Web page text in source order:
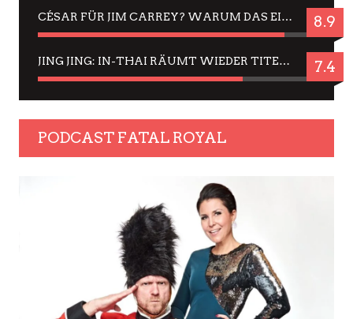
CÉSAR FÜR JIM CARREY? WARUM DAS EINER DER NERVIGSTEN ACTORS IST UND BLEIBT 8.9
JING JING: IN-THAI RÄUMT WIEDER TITEL AB – EIN ZWEI-STUNDEN-ERLEBNISBERICHT 7.4
PODCAST FATAL ROYAL